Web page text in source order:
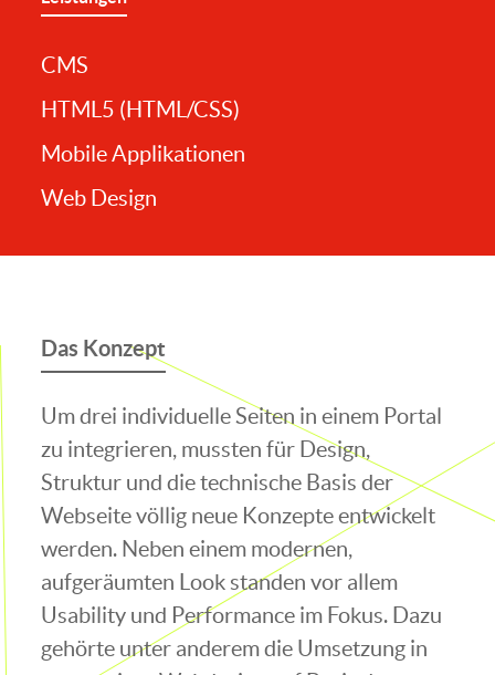
CMS
HTML5 (HTML/CSS)
Mobile Applikationen
Web Design
Das Konzept
Um drei individuelle Seiten in einem Portal
zu integrieren, mussten für Design,
Struktur und die technische Basis der
Webseite völlig neue Konzepte entwickelt
werden. Neben einem modernen,
aufgeräumten Look standen vor allem
Usability und Performance im Fokus. Dazu
gehörte unter anderem die Umsetzung in